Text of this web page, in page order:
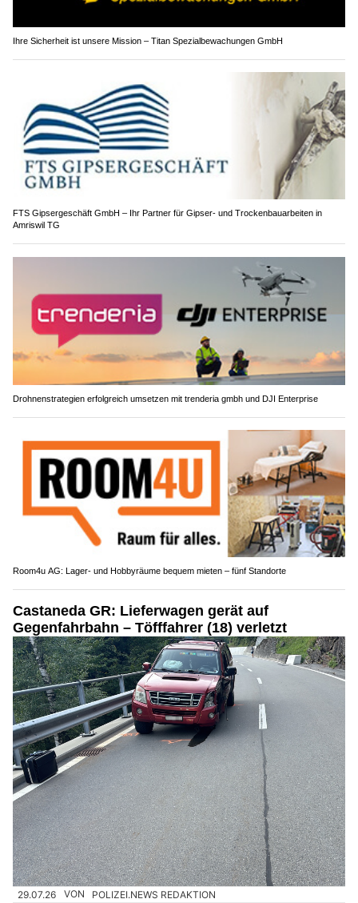
Ihre Sicherheit ist unsere Mission – Titan Spezialbewachungen GmbH
FTS Gipsergeschäft GmbH – Ihr Partner für Gipser- und Trockenbauarbeiten in
Amriswil TG
Drohnenstrategien erfolgreich umsetzen mit trenderia gmbh und DJI Enterprise
Room4u AG: Lager- und Hobbyräume bequem mieten – fünf Standorte
Castaneda GR: Lieferwagen gerät auf
Gegenfahrbahn – Töfffahrer (18) verletzt
29.07.26 VON POLIZEI.NEWS REDAKTION